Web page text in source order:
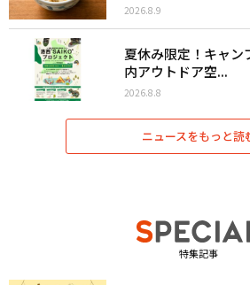
2026.8.9
夏休み限定！キャン
内アウトドア空...
2026.8.8
ニュースをもっと読
特集記事